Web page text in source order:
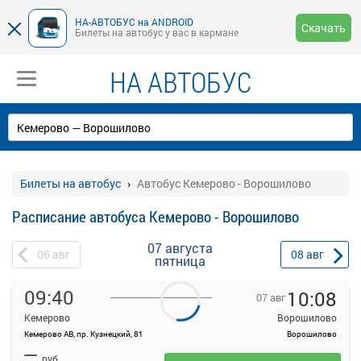
НА-АВТОБУС на ANDROID
Билеты на автобус у вас в кармане
Скачать
НА АВТОБУС
Билеты на автобус Автобус Кемерово - Ворошилово
Расписание автобуса Кемерово - Ворошилово
06 авг 07 августа
пятница 08 авг
09:40
Кемерово
Кемерово АВ, пр. Кузнецкий, 81
07 авг 10:08
Ворошилово
Ворошилово
—
На данной странице вы можете ознакомиться с расписанием и
купить билет онлайн на автобус Кемерово - Ворошилово.